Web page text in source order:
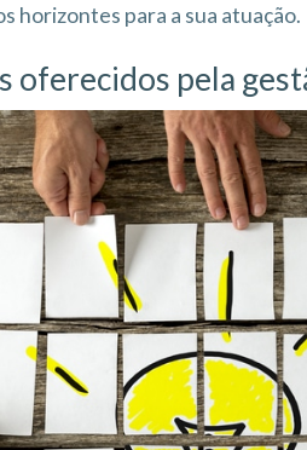
horizontes para a sua atuação.
oferecidos pela